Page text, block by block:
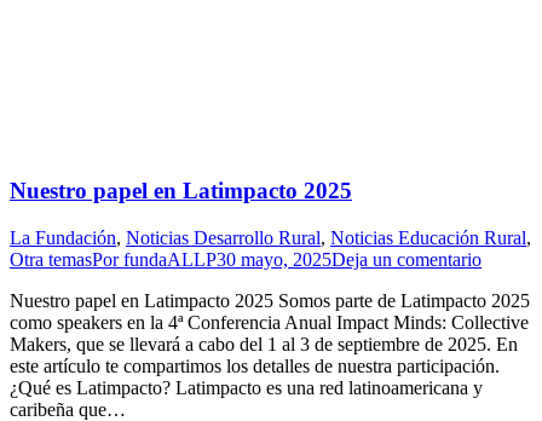
Nuestro papel en Latimpacto 2025
La Fundación, Noticias Desarrollo Rural, Noticias Educación Rural,
Otra temasPorfundaALLP30 mayo, 2025Deja un comentario
Nuestro papel en Latimpacto 2025 Somos parte de Latimpacto 2025
como speakers en la 4ª Conferencia Anual Impact Minds: Collective
Makers, que se llevará a cabo del 1 al 3 de septiembre de 2025. En
este artículo te compartimos los detalles de nuestra participación.
¿Qué es Latimpacto? Latimpacto es una red latinoamericana y
caribeña que…